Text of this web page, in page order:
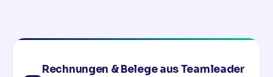
Rechnungen & Belege aus Teamleader